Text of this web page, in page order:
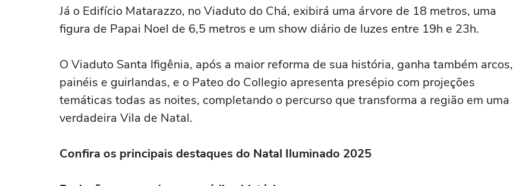
Já o Edifício Matarazzo, no Viaduto do Chá, exibirá uma árvore de 18 metros, uma
figura de Papai Noel de 6,5 metros e um show diário de luzes entre 19h e 23h.
O Viaduto Santa Ifigênia, após a maior reforma de sua história, ganha também arcos,
painéis e guirlandas, e o Pateo do Collegio apresenta presépio com projeções
temáticas todas as noites, completando o percurso que transforma a região em uma
verdadeira Vila de Natal.
Confira os principais destaques do Natal Iluminado 2025